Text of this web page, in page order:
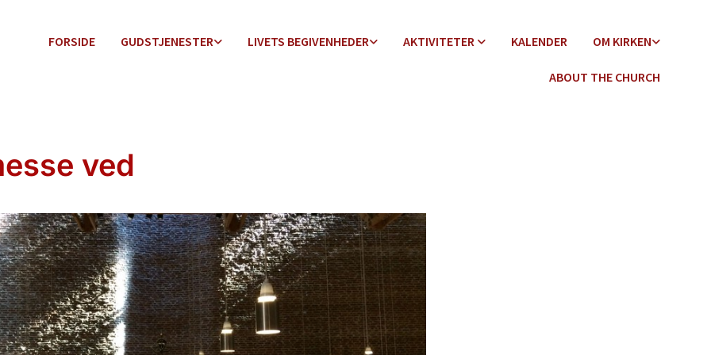
FORSIDE GUDSTJENESTER LIVETS BEGIVENHEDER AKTIVITETER KALENDER OM KIRKEN
ABOUT THE CHURCH
ved